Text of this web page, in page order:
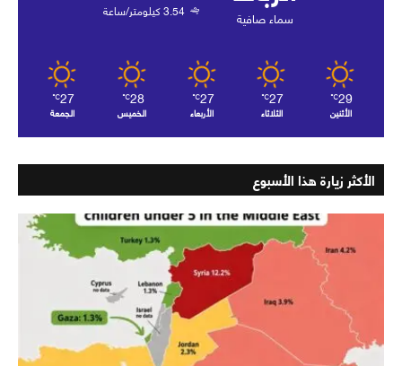
سماء صافية 3.54 كيلومتر/ساعة
29
℃
الأثنين
27
℃
الثلاثاء
27
℃
الأربعاء
28
℃
الخميس
27
℃
الجمعة
الأكثر زيارة هذا الأسبوع